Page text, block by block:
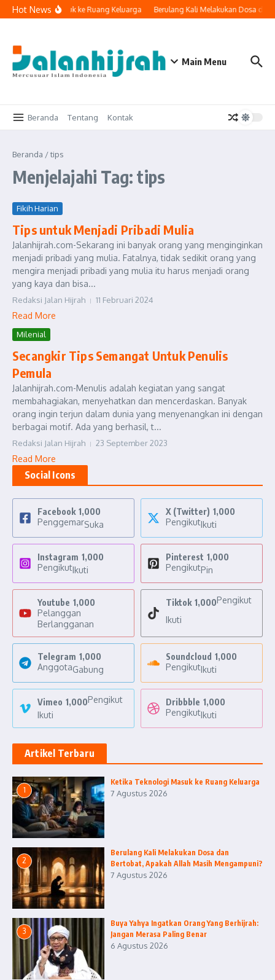
Lewati ke konten
Hot News
Teknologi Masuk ke Ruang Keluarga Berulang Kali Melakukan Dosa dan
Main Menu
Beranda Tentang Kontak
Beranda /tips
Menjelajahi Tag: tips
Fikih Harian
Tips untuk Menjadi Pribadi Mulia
Jalanhijrah.com-Sekarang ini banyak orang yang menginginkan
menjadi pribadi yang mulia. Fatalnya, tidak sedikit orang yang
mengira menjadi pribadi yang mulia itu harus menjadi orang
yang kaya dan bisa...
Redaksi Jalan Hijrah 11 Februari 2024
Read More
Milenial
Secangkir Tips Semangat Untuk Penulis
Pemula
Jalanhijrah.com-Menulis adalah kegiatan yang sangat
membahagiakan, menyehatkan dan mencerdaskan. Banyak
orang ingin terjun dalam dunia yang menyenangkan ini dengan
berbagai motif. Ada yang berhasil, t...
Redaksi Jalan Hijrah 23 September 2023
Read More
Social Icons
Facebook 1,000
PenggemarSuka
X (Twitter) 1,000
PengikutIkuti
Instagram 1,000
PengikutIkuti
Pinterest 1,000
PengikutPin
Youtube 1,000
Pelanggan
Berlangganan
Tiktok 1,000Pengikut
Ikuti
Telegram 1,000
AnggotaGabung
Soundcloud 1,000
PengikutIkuti
Vimeo 1,000Pengikut
Ikuti
Dribbble 1,000
PengikutIkuti
Artikel Terbaru
1
Ketika Teknologi Masuk ke Ruang Keluarga
7 Agustus 2026
2
Berulang Kali Melakukan Dosa dan
Bertobat, Apakah Allah Masih Mengampuni?
7 Agustus 2026
3
Buya Yahya Ingatkan Orang Yang Berhijrah:
Jangan Merasa Paling Benar
6 Agustus 2026